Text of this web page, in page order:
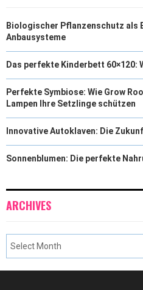
Biologischer Pflanzenschutz als
Anbausysteme
Das perfekte Kinderbett 60×120:
Perfekte Symbiose: Wie Grow
Lampen Ihre Setzlinge schützen
Innovative Autoklaven: Die
Sonnenblumen: Die perfekte
ARCHIVES